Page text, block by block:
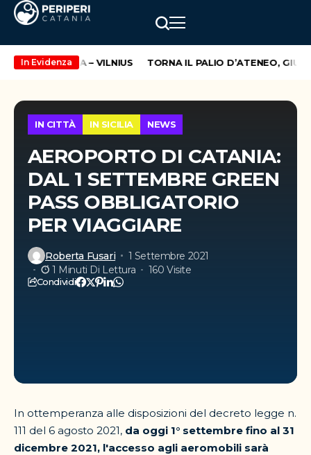
In Evidenza
CATANIA – VILNIUS TORNA IL PALIO D’ATENEO,
IN CITTÀ IN SICILIA NEWS
AEROPORTO DI CATANIA:
DAL 1 SETTEMBRE GREEN
PASS OBBLIGATORIO
PER VIAGGIARE
Roberta Fusari
1 Settembre 2021
1 Minuti Di Lettura
160 Visite
Condividi
In ottemperanza alle disposizioni del decreto legge n.
111 del 6 agosto 2021, da oggi 1° settembre fino al 31
dicembre 2021, l'accesso agli aeromobili sarà